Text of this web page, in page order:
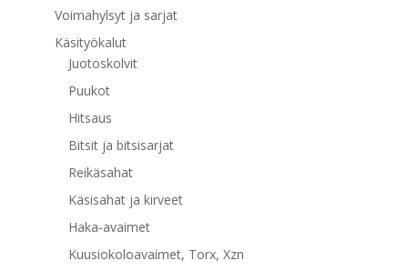
Voimahylsyt ja sarjat
Käsityökalut
Juotoskolvit
Puukot
Hitsaus
Bitsit ja bitsisarjat
Reikäsahat
Käsisahat ja kirveet
Haka-avaimet
Kuusiokoloavaimet, Torx, Xzn